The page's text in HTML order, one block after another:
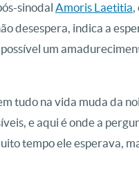
sinodal Amoris Laetitia,
desespera, indica a
um
tudo na vida muda da
e aqui é onde a
tempo ele esperava,